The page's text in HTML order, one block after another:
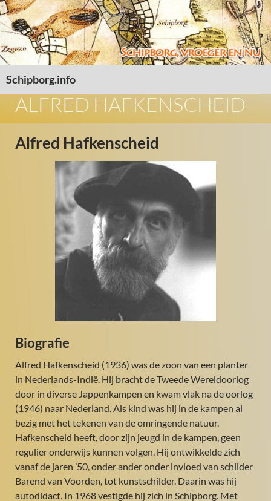
Schipborg.info
SPRING NAAR INHOUD
ALFRED HAFKENSCHEID
Alfred Hafkenscheid
Biografie
Alfred Hafkenscheid (1936) was de zoon van een planter
in Nederlands-Indië. Hij bracht de Tweede Wereldoorlog
door in diverse Jappenkampen en kwam vlak na de oorlog
(1946) naar Nederland. Als kind was hij in de kampen al
bezig met het tekenen van de omringende natuur.
Hafkenscheid heeft, door zijn jeugd in de kampen, geen
regulier onderwijs kunnen volgen. Hij ontwikkelde zich
vanaf de jaren ’50, onder ander onder invloed van schilder
Barend van Voorden, tot kunstschilder. Daarin was hij
autodidact. In 1968 vestigde hij zich in Schipborg. Met